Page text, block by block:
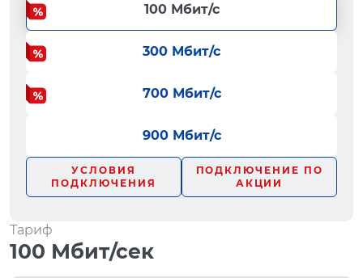
100 Мбит/с
300 Мбит/с
700 Мбит/с
900 Мбит/с
УСЛОВИЯ
ПОДКЛЮЧЕНИЯ
ПОДКЛЮЧЕНИЕ ПО
АКЦИИ
Тариф
100 Мбит/сек